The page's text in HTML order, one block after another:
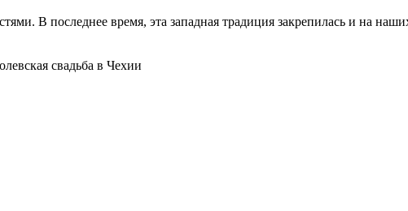
В последнее время, эта западная традиция закрепилась и на
свадьба в Чехии